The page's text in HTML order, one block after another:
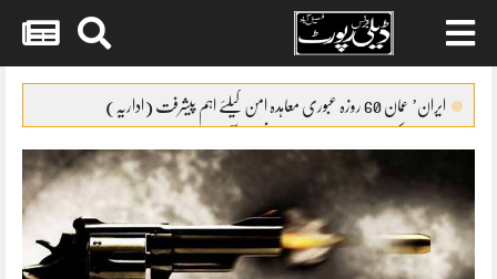
contentایران’ عمان 60 روزہ عبوری معاہدہ امن کیلئے اہم پیشرفت (اداریہ)
ایس ایس سی امتحانات 2026ء کا شیڈول جاری
پنشن فنڈز کی سرمایہ کاری سے خزانے کو نقصان پہنچانے کے معاملے کی
انکوائری شروع
گندم آٹے کا بحران تیل سے بھی بڑا ہو چکا ہے